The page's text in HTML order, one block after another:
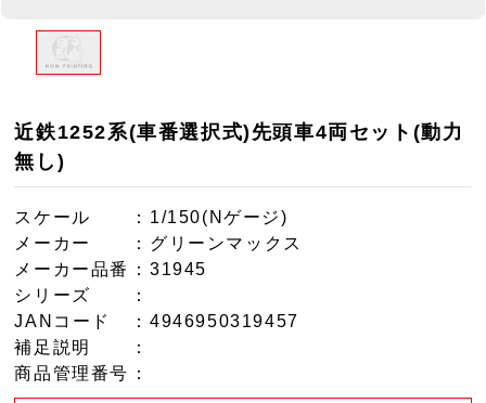
近鉄1252系(車番選択式)先頭車4両セット(動力
無し)
スケール
：1/150(Nゲージ)
メーカー
：グリーンマックス
メーカー品番
：31945
シリーズ
：
JANコード
：4946950319457
補足説明
：
商品管理番号 ：